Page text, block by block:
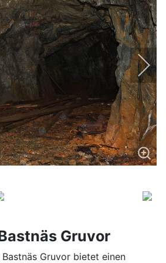
Gruvor
Gruvor bietet einen